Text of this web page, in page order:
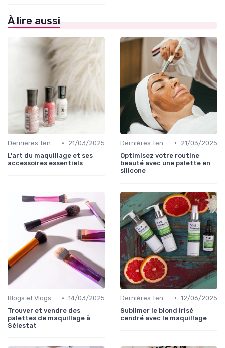
À lire aussi
Dernières Tendances Maquillage •
21/03/2025
L'art du maquillage et ses
accessoires essentiels
Dernières Tendances Maquillage •
21/03/2025
Optimisez votre routine
beauté avec une palette en
silicone
Blogs et Vlogs de Beauté • 14/03/2025
Trouver et vendre des
palettes de maquillage à
Sélestat
Dernières Tendances Maquillage • 12/06/2025
Sublimer le blond irisé
cendré avec le maquillage